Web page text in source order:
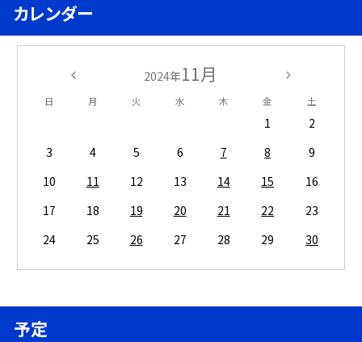
カレンダー
2024年11月
日 月 火 水 木 金 土
1
2
3
4 5 6 7 8
9
10
11 12 13 14 15
16
17
18 19 20 21 22
23
24
25 26 27 28 29 30
予定